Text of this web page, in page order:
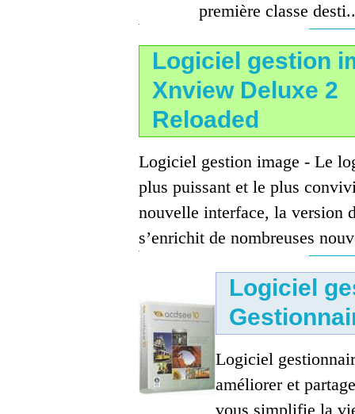
première classe
Logiciel gestion
Xnview Deluxe 2
Reloaded
Logiciel gestion image - Le
plus puissant et le plus
nouvelle interface, la version
s’enrichit de nombreuses
Logiciel
Logiciel
améliorer et
vous simplifie la